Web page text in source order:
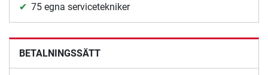
75 egna servicetekniker
BETALNINGSSÄTT